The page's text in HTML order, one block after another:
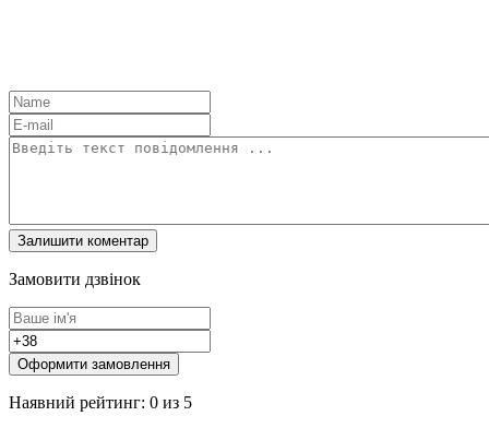
Замовити дзвінок
Оформити замовлення
Наявний рейтинг: 0 из 5